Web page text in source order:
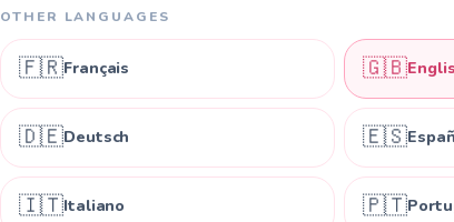
OTHER LANGUAGES
🇫🇷Français 🇬🇧
🇩🇪Deutsch 🇪🇸
🇮🇹Italiano 🇵🇹
Прости и
Една цена за обява, която близките ви